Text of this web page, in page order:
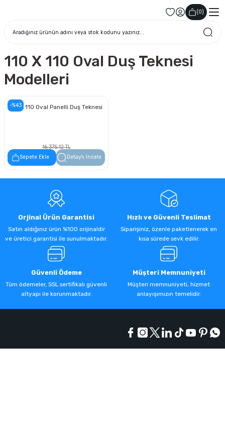
(0)
110 X 110 Oval Duş Teknesi
Modelleri
-%43
110 x 110 Oval Panelli Duş Teknesi
16.375,12 TL
9.333,82 TL
Sepete Ekle Detaylı İncele
Orjinal Ürün Garantisi
Satın aldığınız ürün %100 orijinaldir
ve üretici garantisi ile sunulmaktadır.
Hızlı ve Güvenli Teslimat
Siparişiniz, özenle paketlenerek en
kısa sürede sevk edilir.
Güvenli Ödeme
Tüm ödemeler, SSL sertifikalı güvenli
altyapı ile korunmaktadır.
Müşteri Memnuniyeti
Müşteri memnuniyeti, hizmet
anlayışımızın temelidir.